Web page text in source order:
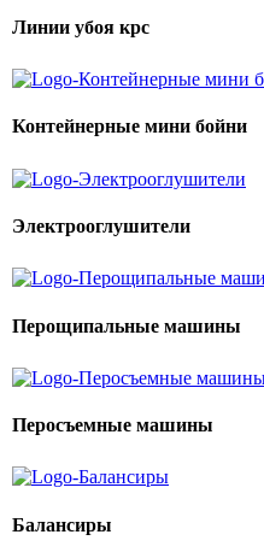
Линии убоя крс
Контейнерные мини бойни
Электрооглушители
Перощипальные машины
Перосъемные машины
Балансиры